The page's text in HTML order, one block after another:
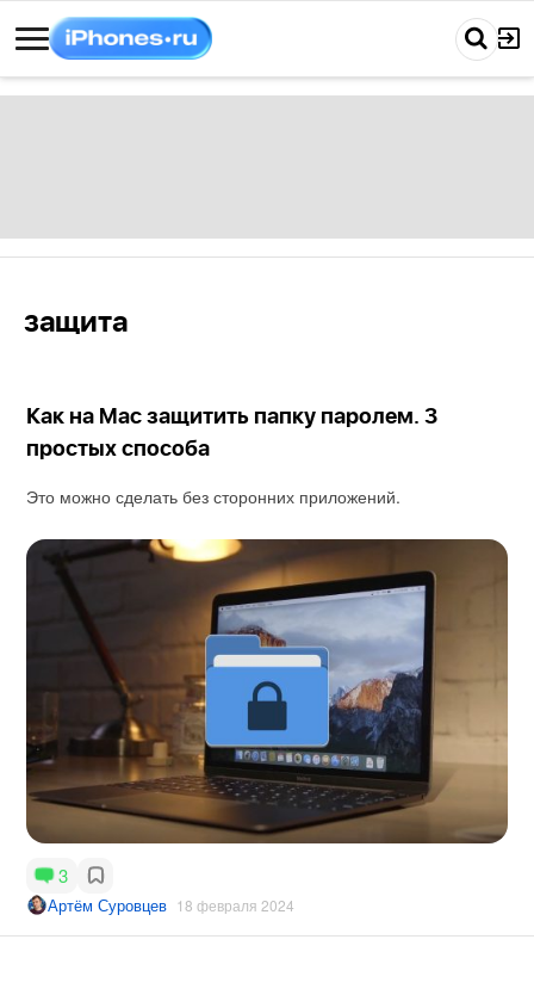
защита
Как на Mac защитить папку паролем. 3
простых способа
Это можно сделать без сторонних приложений.
3
Артём Суровцев 18 февраля 2024